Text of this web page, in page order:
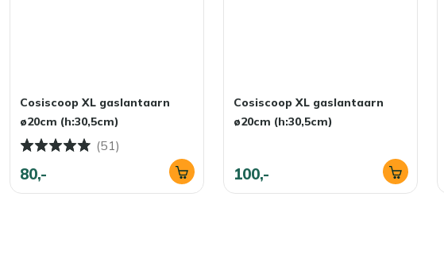
Cosiscoop XL gaslantaarn
ø20cm (h:30,5cm)
(51)
80,-
Cosiscoop XL gaslantaarn
ø20cm (h:30,5cm)
100,-